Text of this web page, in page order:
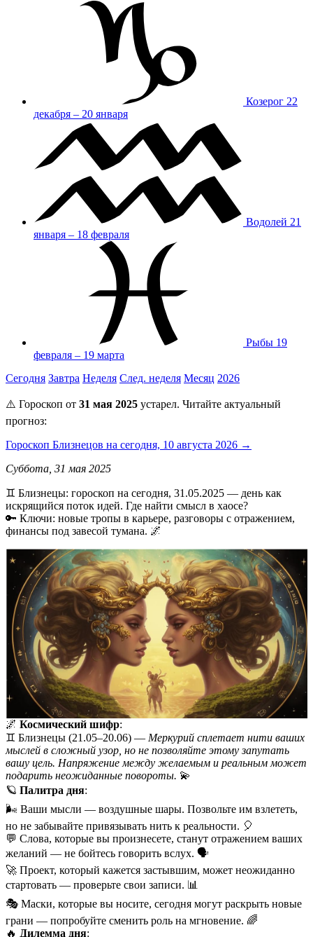
Козерог 22
декабря – 20 января
Водолей 21
января – 18 февраля
Рыбы 19
февраля – 19 марта
Сегодня Завтра Неделя След. неделя Месяц 2026
⚠️ Гороскоп от 31 мая 2025 устарел. Читайте актуальный
прогноз:
Гороскоп Близнецов на сегодня, 10 августа 2026 →
Суббота, 31 мая 2025
♊️ Близнецы: гороскоп на сегодня, 31.05.2025 — день как
искрящийся поток идей. Где найти смысл в хаосе?
🔑 Ключи: новые тропы в карьере, разговоры с отражением,
финансы под завесой тумана. 🌌
🌌 Космический шифр:
♊️ Близнецы (21.05–20.06) — Меркурий сплетает нити ваших
мыслей в сложный узор, но не позволяйте этому запутать
вашу цель. Напряжение между желаемым и реальным может
подарить неожиданные повороты. 💫
🪐 Палитра дня:
🌬️ Ваши мысли — воздушные шары. Позвольте им взлететь,
но не забывайте привязывать нить к реальности. 🎈
💬 Слова, которые вы произнесете, станут отражением ваших
желаний — не бойтесь говорить вслух. 🗣️
🚀 Проект, который кажется застывшим, может неожиданно
стартовать — проверьте свои записи. 📊
🎭 Маски, которые вы носите, сегодня могут раскрыть новые
грани — попробуйте сменить роль на мгновение. 🌈
🔥 Дилемма дня: